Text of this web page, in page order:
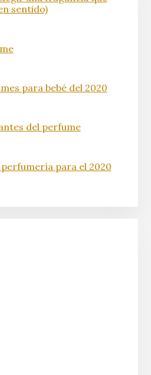
sentido)
para bebé del 2020
del perfume
para el 2020